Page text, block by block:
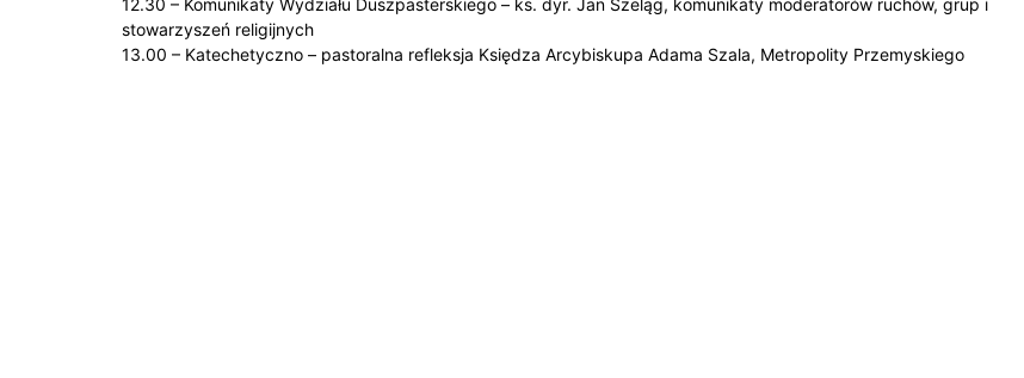
stowarzyszeń religijnych
13.00 – Katechetyczno – pastoralna refleksja Księdza Arcybiskupa Adama Szala, Metropolity Przemyskiego